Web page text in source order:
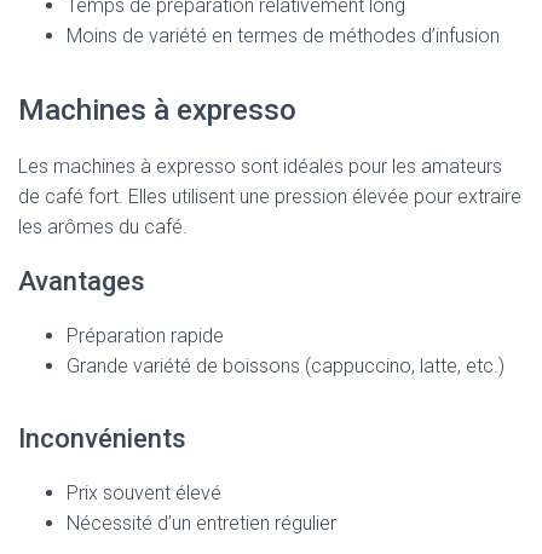
Temps de préparation relativement long
Moins de variété en termes de méthodes d’infusion
Machines à expresso
Les machines à expresso sont idéales pour les amateurs
de café fort. Elles utilisent une pression élevée pour extraire
les arômes du café.
Avantages
Préparation rapide
Grande variété de boissons (cappuccino, latte, etc.)
Inconvénients
Prix souvent élevé
Nécessité d’un entretien régulier